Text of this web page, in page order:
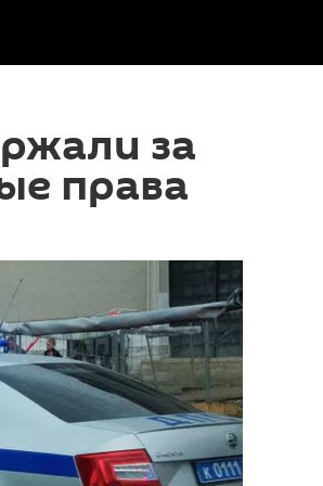
за
права